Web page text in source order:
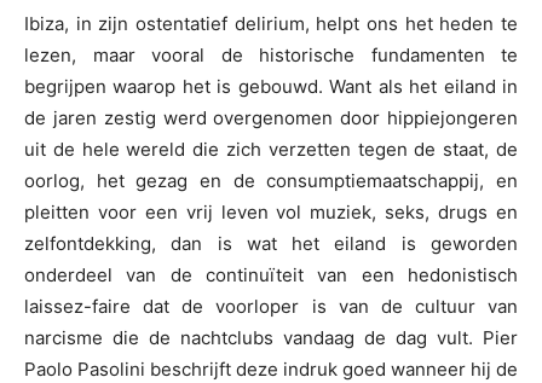
Ibiza, in zijn ostentatief delirium, helpt ons het heden te
lezen, maar vooral de historische fundamenten te
begrijpen waarop het is gebouwd. Want als het eiland in
de jaren zestig werd overgenomen door hippiejongeren
uit de hele wereld die zich verzetten tegen de staat, de
oorlog, het gezag en de consumptiemaatschappij, en
pleitten voor een vrij leven vol muziek, seks, drugs en
zelfontdekking, dan is wat het eiland is geworden
onderdeel van de continuïteit van een hedonistisch
laissez-faire dat de voorloper is van de cultuur van
narcisme die de nachtclubs vandaag de dag vult. Pier
Paolo Pasolini beschrijft deze indruk goed wanneer hij de